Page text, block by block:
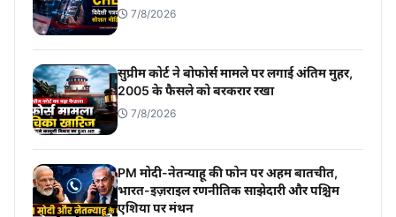
7/8/2026
सुप्रीम कोर्ट ने बोफोर्स मामले पर लगाई अंतिम मुहर,
2005 के फैसले को बरकरार रखा
7/8/2026
PM मोदी-नेतन्याहू की फोन पर अहम बातचीत,
भारत-इज़राइल रणनीतिक साझेदारी और पश्चिम
एशिया पर मंथन